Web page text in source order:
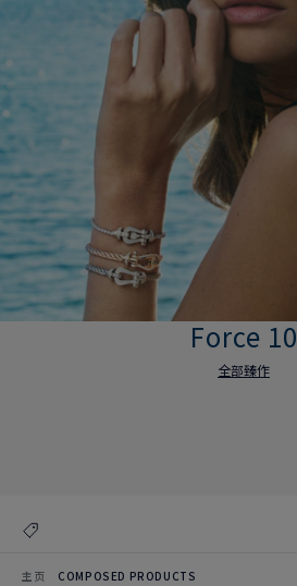
Force 10
全部臻作
主页 COMPOSED PRODUCTS